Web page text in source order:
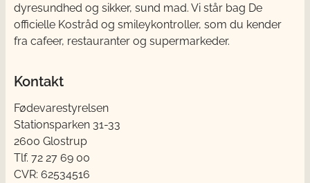
dyresundhed og sikker, sund mad. Vi står bag De
officielle Kostråd og smileykontroller, som du kender
fra cafeer, restauranter og supermarkeder.
Kontakt
Fødevarestyrelsen
Stationsparken 31-33
2600 Glostrup
Tlf. 72 2​​​7 69 00
CVR: 62534516